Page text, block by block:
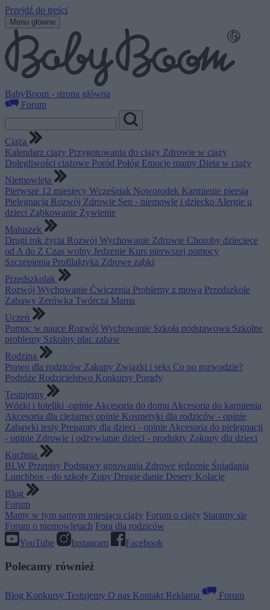
Przejdź do treści
Menu główne
BabyBoom - strona główna
Forum
Ciąża
Kalendarz ciąży Przygotowania do ciąży Zdrowie w ciąży
Dolegliwości ciążowe Poród Połóg Emocje mamy Dieta w ciąży
Niemowlęta
Pierwsze 12 miesięcy Wcześniak Noworodek Karmienie piersią
Pielęgnacja Rozwój Zdrowie Sen - niemowlę i dziecko Alergie u
dzieci Ząbkowanie Żywienie
Maluszek
Drugi rok życia Rozwój Wychowanie Zdrowie Choroby dziecięce
od A do Z Czas wolny Jedzenie Kurs pierwszej pomocy
Szczepienia Profilaktyka Zdrowe ząbki
Przedszkolak
Rozwój Wychowanie Ćwiczenia Problemy z mową Przedszkole
Zabawy Zerówka Twórcza Mama
Uczeń
Pomoc w nauce Rozwój Wychowanie Szkoła podstawowa Szkolne
problemy Szkolny plac zabaw
Rodzina
Prawo dla rodziców Zakupy Związki i seks Co po rozwodzie?
Podróże Rodzicielstwo Konkursy Porady
Testujemy
Wózki i foteliki -opinie Akcesoria do domu Akcesoria do karmienia
Akcesoria dla ciężarnej opinie Kosmetyki dla rodziców - opinie
Zabawki testy Preparaty dla dzieci - opinie Akcesoria do pielęgnacji
- opinie Zdrowie i odżywianie dzieci - produkty Zakupy dla dzieci
Kuchnia
BLW Przepisy Podstawy gotowania Zdrowe jedzenie Śniadania
Lunchbox - do szkoły Zupy Drugie danie Desery Kolacje
Blog
Forum
Mamy w tym samym miesiącu ciąży Forum o ciąży Staramy się
Forum o niemowlętach Fora dla rodziców
YouTube
Instagram Facebook
Polecamy również
Blog Konkursy Testujemy O nas Kontakt Reklama
Forum